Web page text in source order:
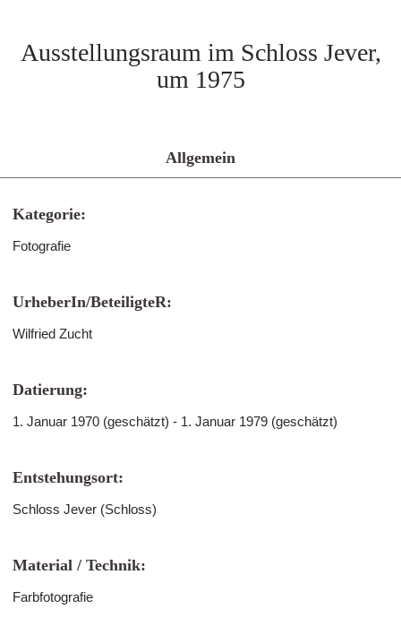
Ausstellungsraum im Schloss Jever,
um 1975
Allgemein
Kategorie:
Fotografie
UrheberIn/BeteiligteR:
Wilfried Zucht
Datierung:
1. Januar 1970 (geschätzt) - 1. Januar 1979 (geschätzt)
Entstehungsort:
Schloss Jever (Schloss)
Material / Technik:
Farbfotografie